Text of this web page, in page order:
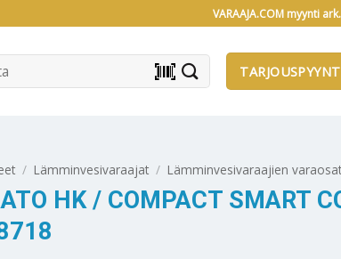
VARAAJA.COM myynti
barcode_scanner
/ Lämminvesivaraajat / Lämminvesivaraajien
HK / COMPACT SMART